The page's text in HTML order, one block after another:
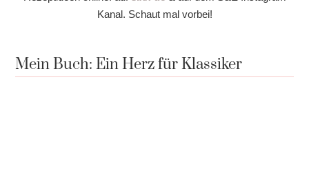
Kanal. Schaut mal vorbei!
Mein Buch: Ein Herz für Klassiker